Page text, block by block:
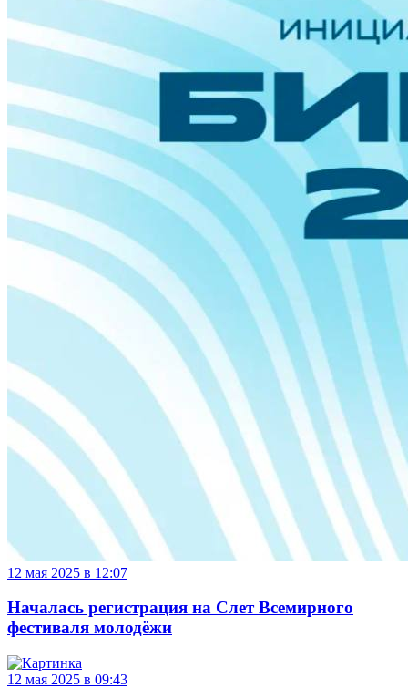
12 мая 2025 в 12:07
Началась регистрация на Слет Всемирного
фестиваля молодёжи
12 мая 2025 в 09:43